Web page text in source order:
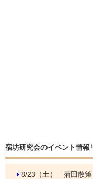
宿坊研究会のイベント情報
8/23（土） 蒲田散策